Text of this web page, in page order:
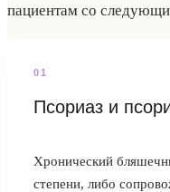
пациентам со
01
Псориаз и
Хронический
степени, либо